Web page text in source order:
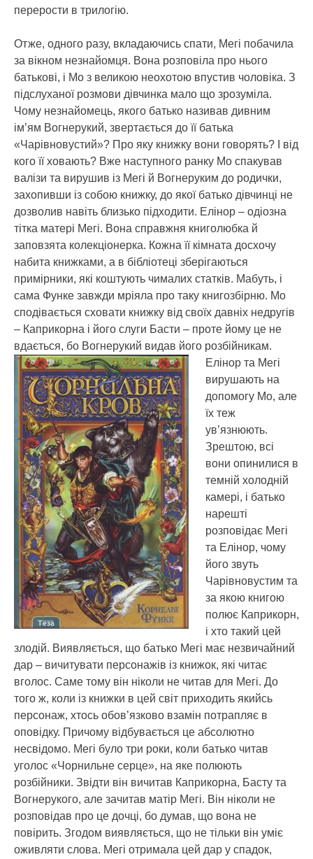
перерости в трилогію.
Отже, одного разу, вкладаючись спати, Мегі побачила
за вікном незнайомця. Вона розповіла про нього
батькові, і Мо з великою неохотою впустив чоловіка. З
підслуханої розмови дівчинка мало що зрозуміла.
Чому незнайомець, якого батько називав дивним
ім’ям Вогнерукий, звертається до її батька
«Чарівновустий»? Про яку книжку вони говорять? І від
кого її ховають? Вже наступного ранку Мо спакував
валізи та вирушив із Мегі й Вогнеруким до родички,
захопивши із собою книжку, до якої батько дівчинці не
дозволив навіть близько підходити. Елінор – одіозна
тітка матері Мегі. Вона справжня книголюбка й
заповзята колекціонерка. Кожна її кімната досхочу
набита книжками, а в бібліотеці зберігаються
примірники, які коштують чималих статків. Мабуть, і
сама Функе завжди мріяла про таку книгозбірню. Мо
сподівається сховати книжку від своїх давніх недругів
– Каприкорна і його слуги Басти – проте йому це не
вдається, бо Вогнерукий видав його розбійникам.
Елінор та Мегі
вирушають на
допомогу Мо, але
їх теж
ув’язнюють.
Зрештою, всі
вони опинилися в
темній холодній
камері, і батько
нарешті
розповідає Мегі
та Елінор, чому
його звуть
Чарівновустим та
за якою книгою
полює Каприкорн,
і хто такий цей
злодій. Виявляється, що батько Мегі має незвичайний
дар – вичитувати персонажів із книжок, які читає
вголос. Саме тому він ніколи не читав для Мегі. До
того ж, коли із книжки в цей світ приходить якийсь
персонаж, хтось обов’язково взамін потрапляє в
оповідку. Причому відбувається це абсолютно
несвідомо. Мегі було три роки, коли батько читав
уголос «Чорнильне серце», на яке полюють
розбійники. Звідти він вичитав Каприкорна, Басту та
Вогнерукого, але зачитав матір Мегі. Він ніколи не
розповідав про це дочці, бо думав, що вона не
повірить. Згодом виявляється, що не тільки він уміє
оживляти слова. Мегі отримала цей дар у спадок,